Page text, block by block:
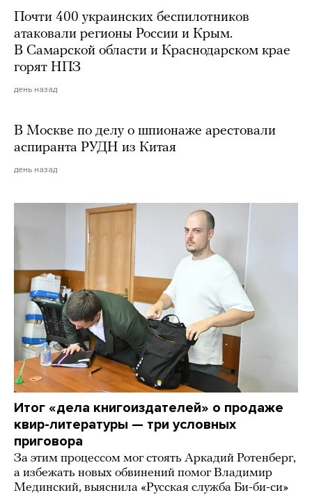
Почти 400 украинских беспилотников
атаковали регионы России и Крым.
В Самарской области и Краснодарском крае
горят НПЗ
день назад
В Москве по делу о шпионаже арестовали
аспиранта РУДН из Китая
день назад
Итог «дела книгоиздателей» о продаже
квир-литературы — три условных
приговора
За этим процессом мог стоять Аркадий Ротенберг,
а избежать новых обвинений помог Владимир
Мединский, выяснила «Русская служба Би-би-си»